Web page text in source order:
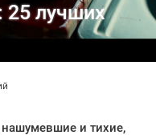
25 лучших
и тихие,